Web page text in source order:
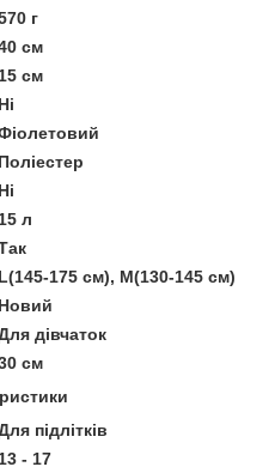
г
см
15 см
Ні
Поліестер
Ні
15 л
L(145-175 см), M(130-145 см)
Новий
дівчаток
см
підлітків
13 - 17